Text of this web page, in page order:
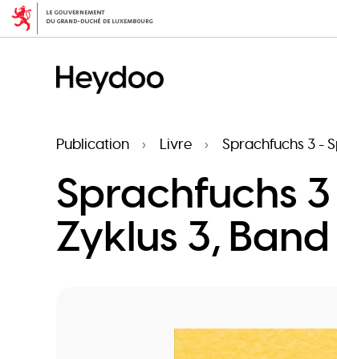
principal
Publication Livre Sprachfuchs 3 -
Sprachfuchs
Zyklus 3, Band